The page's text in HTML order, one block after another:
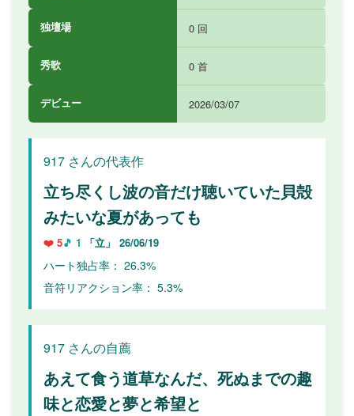
独壇場 0 回
秀歌 0 首
デビュー 2026/03/07
917 さんの代表作
立ち尽くし波の音だけ聴いていた貝殻
みたいな夏があっても
❤️ 5🎵 1 「立」 26/06/19
ハート独占率： 26.3%
音符リアクション率： 5.3%
917 さんの自薦
あえて食う道草なんだ、死ぬまでの趣
味と恋愛と夢と希望と